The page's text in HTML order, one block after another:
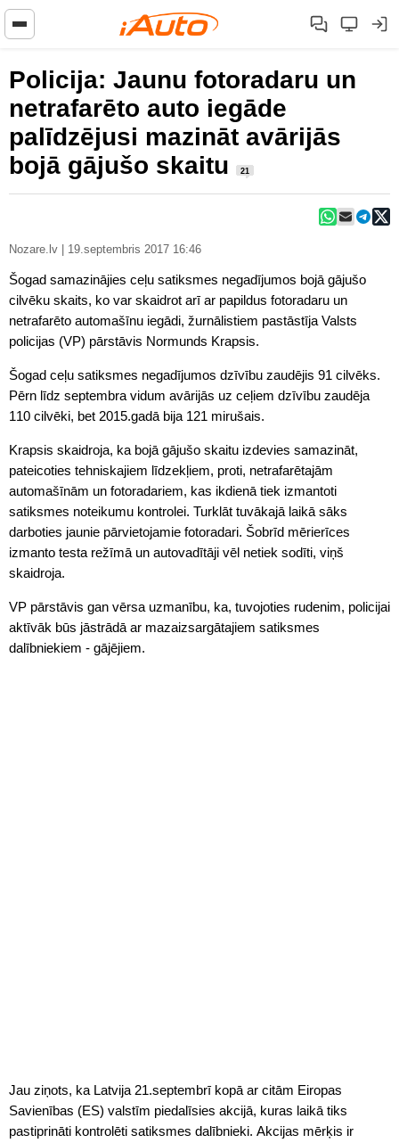
Policija: Jaunu fotoradaru un
netrafarēto auto iegāde
palīdzējusi mazināt avārijās
bojā gājušo skaitu
21
Nozare.lv | 19.septembris 2017 16:46
Šogad samazinājies ceļu satiksmes negadījumos bojā gājušo
cilvēku skaits, ko var skaidrot arī ar papildus fotoradaru un
netrafarēto automašīnu iegādi, žurnālistiem pastāstīja Valsts
policijas (VP) pārstāvis Normunds Krapsis.
Šogad ceļu satiksmes negadījumos dzīvību zaudējis 91 cilvēks.
Pērn līdz septembra vidum avārijās uz ceļiem dzīvību zaudēja
110 cilvēki, bet 2015.gadā bija 121 mirušais.
Krapsis skaidroja, ka bojā gājušo skaitu izdevies samazināt,
pateicoties tehniskajiem līdzekļiem, proti, netrafarētajām
automašīnām un fotoradariem, kas ikdienā tiek izmantoti
satiksmes noteikumu kontrolei. Turklāt tuvākajā laikā sāks
darboties jaunie pārvietojamie fotoradari. Šobrīd mērierīces
izmanto testa režīmā un autovadītāji vēl netiek sodīti, viņš
skaidroja.
VP pārstāvis gan vērsa uzmanību, ka, tuvojoties rudenim, policijai
aktīvāk būs jāstrādā ar mazaizsargātajiem satiksmes
dalībniekiem - gājējiem.
Jau ziņots, ka Latvija 21.septembrī kopā ar citām Eiropas
Savienības (ES) valstīm piedalīsies akcijā, kuras laikā tiks
pastiprināti kontrolēti satiksmes dalībnieki. Akcijas mērķis ir